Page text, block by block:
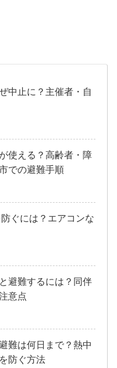
中止に？主催者・自
使える？高齢者・障
での避難手順
ぐには？エアコンな
避難するには？同伴
意点
難は何日まで？熱中
防ぐ方法